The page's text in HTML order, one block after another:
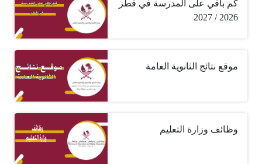
كم باقي على المدرسة في قطر
2026 / 2027
موقع نتائج الثانوية العامة
وظائف وزارة التعليم